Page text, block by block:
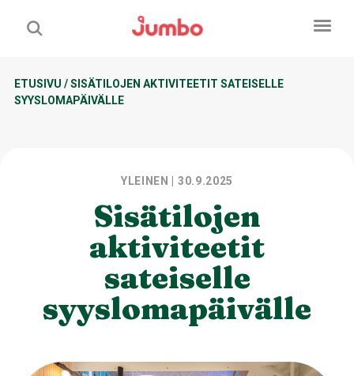
ETUSIVU /SISÄTILOJEN AKTIVITEETIT SATEISELLE
SYYSLOMAPÄIVÄLLE
YLEINEN | 30.9.2025
Sisätilojen
aktiviteetit
sateiselle
syyslomapäivälle